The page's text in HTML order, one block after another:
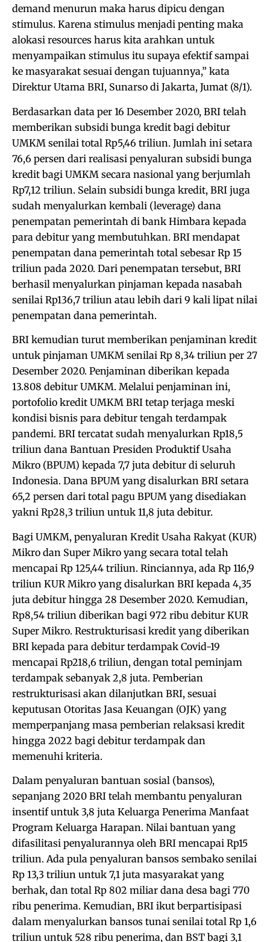
demand menurun maka harus dipicu dengan
stimulus. Karena stimulus menjadi penting maka
alokasi resources harus kita arahkan untuk
menyampaikan stimulus itu supaya efektif sampai
ke masyarakat sesuai dengan tujuannya,” kata
Direktur Utama BRI, Sunarso di Jakarta, Jumat (8/1).
Berdasarkan data per 16 Desember 2020, BRI telah
memberikan subsidi bunga kredit bagi debitur
UMKM senilai total Rp5,46 triliun. Jumlah ini setara
76,6 persen dari realisasi penyaluran subsidi bunga
kredit bagi UMKM secara nasional yang berjumlah
Rp7,12 triliun. Selain subsidi bunga kredit, BRI juga
sudah menyalurkan kembali (leverage) dana
penempatan pemerintah di bank Himbara kepada
para debitur yang membutuhkan. BRI mendapat
penempatan dana pemerintah total sebesar Rp 15
triliun pada 2020. Dari penempatan tersebut, BRI
berhasil menyalurkan pinjaman kepada nasabah
senilai Rp136,7 triliun atau lebih dari 9 kali lipat nilai
penempatan dana pemerintah.
BRI kemudian turut memberikan penjaminan kredit
untuk pinjaman UMKM senilai Rp 8,34 triliun per 27
Desember 2020. Penjaminan diberikan kepada
13.808 debitur UMKM. Melalui penjaminan ini,
portofolio kredit UMKM BRI tetap terjaga meski
kondisi bisnis para debitur tengah terdampak
pandemi. BRI tercatat sudah menyalurkan Rp18,5
triliun dana Bantuan Presiden Produktif Usaha
Mikro (BPUM) kepada 7,7 juta debitur di seluruh
Indonesia. Dana BPUM yang disalurkan BRI setara
65,2 persen dari total pagu BPUM yang disediakan
yakni Rp28,3 triliun untuk 11,8 juta debitur.
Bagi UMKM, penyaluran Kredit Usaha Rakyat (KUR)
Mikro dan Super Mikro yang secara total telah
mencapai Rp 125,44 triliun. Rinciannya, ada Rp 116,9
triliun KUR Mikro yang disalurkan BRI kepada 4,35
juta debitur hingga 28 Desember 2020. Kemudian,
Rp8,54 triliun diberikan bagi 972 ribu debitur KUR
Super Mikro. Restrukturisasi kredit yang diberikan
BRI kepada para debitur terdampak Covid-19
mencapai Rp218,6 triliun, dengan total peminjam
terdampak sebanyak 2,8 juta. Pemberian
restrukturisasi akan dilanjutkan BRI, sesuai
keputusan Otoritas Jasa Keuangan (OJK) yang
memperpanjang masa pemberian relaksasi kredit
hingga 2022 bagi debitur terdampak dan
memenuhi kriteria.
Dalam penyaluran bantuan sosial (bansos),
sepanjang 2020 BRI telah membantu penyaluran
insentif untuk 3,8 juta Keluarga Penerima Manfaat
Program Keluarga Harapan. Nilai bantuan yang
difasilitasi penyalurannya oleh BRI mencapai Rp15
triliun. Ada pula penyaluran bansos sembako senilai
Rp 13,3 triliun untuk 7,1 juta masyarakat yang
berhak, dan total Rp 802 miliar dana desa bagi 770
ribu penerima. Kemudian, BRI ikut berpartisipasi
dalam menyalurkan bansos tunai senilai total Rp 1,6
triliun untuk 528 ribu penerima, dan BST bagi 3,1